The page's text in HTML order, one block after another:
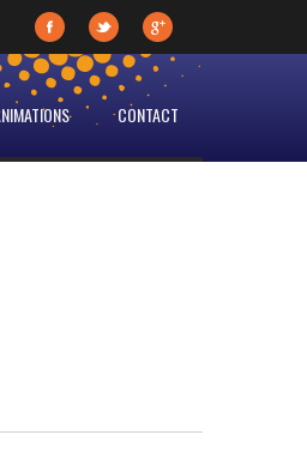
CONTACT